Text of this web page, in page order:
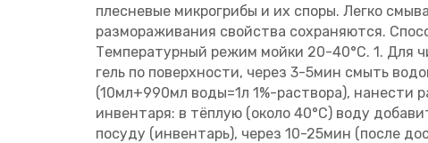
плесневые микрогрибы и их споры. Легко
размораживания свойства сохраняются.
Температурный режим мойки 20-40°С. 1. Для
гель по поверхности, через 3-5мин смыть
(10мл+990мл воды=1л 1%-раствора), нанести
инвентаря: в тёплую (около 40°С) воду
посуду (инвентарь), через 10-25мин (после